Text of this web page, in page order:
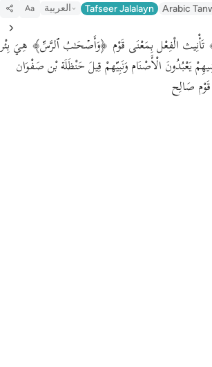
Aa العربية Tafseer Jalalayn Arabic
تَأْنِيث الْفِعْل بِمَعْنَى قَوْم ﴿وَأَصۡحَـٰبُ ٱلرَّسِّ﴾ هِيَ بِئْر
يَعْبُدُونَ الْأَصْنَام وَنَبِيّهمْ قِيلَ حَنْظَلَة بْن صَفْوَان